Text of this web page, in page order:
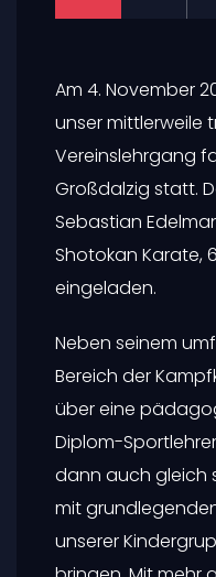
Am 4. November
unser mittlerweile
Vereinslehrgang
Großdalzig statt.
Sebastian
Shotokan Karate,
eingeladen.
Neben seinem
Bereich der
über eine
Diplom-
dann auch gleich
mit
unserer